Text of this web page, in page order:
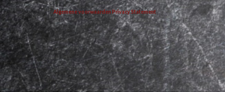
Algemene voorwaarden Privacy Statement